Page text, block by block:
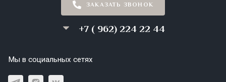
ЗАКАЗАТЬ ЗВОНОК
+7 ( 962) 224 22 44
Мы в социальных сетях